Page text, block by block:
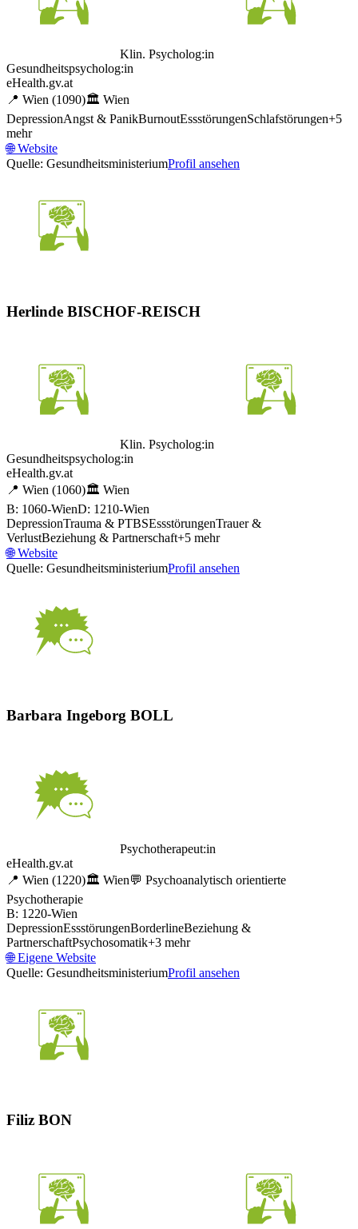
Klin. Psycholog:in
Gesundheitspsycholog:in
eHealth.gv.at
📍 Wien (1090)🏛️ Wien
DepressionAngst & PanikBurnoutEssstörungenSchlafstörungen+5
mehr
🌐Website
Quelle: GesundheitsministeriumProfil ansehen
Herlinde BISCHOF-REISCH
Klin. Psycholog:in
Gesundheitspsycholog:in
eHealth.gv.at
📍 Wien (1060)🏛️ Wien
B: 1060-WienD: 1210-Wien
DepressionTrauma & PTBSEssstörungenTrauer &
VerlustBeziehung & Partnerschaft+5 mehr
🌐Website
Quelle: GesundheitsministeriumProfil ansehen
Barbara Ingeborg BOLL
Psychotherapeut:in
eHealth.gv.at
📍 Wien (1220)🏛️ Wien💬 Psychoanalytisch orientierte
Psychotherapie
B: 1220-Wien
DepressionEssstörungenBorderlineBeziehung &
PartnerschaftPsychosomatik+3 mehr
🌐Eigene Website
Quelle: GesundheitsministeriumProfil ansehen
Filiz BON